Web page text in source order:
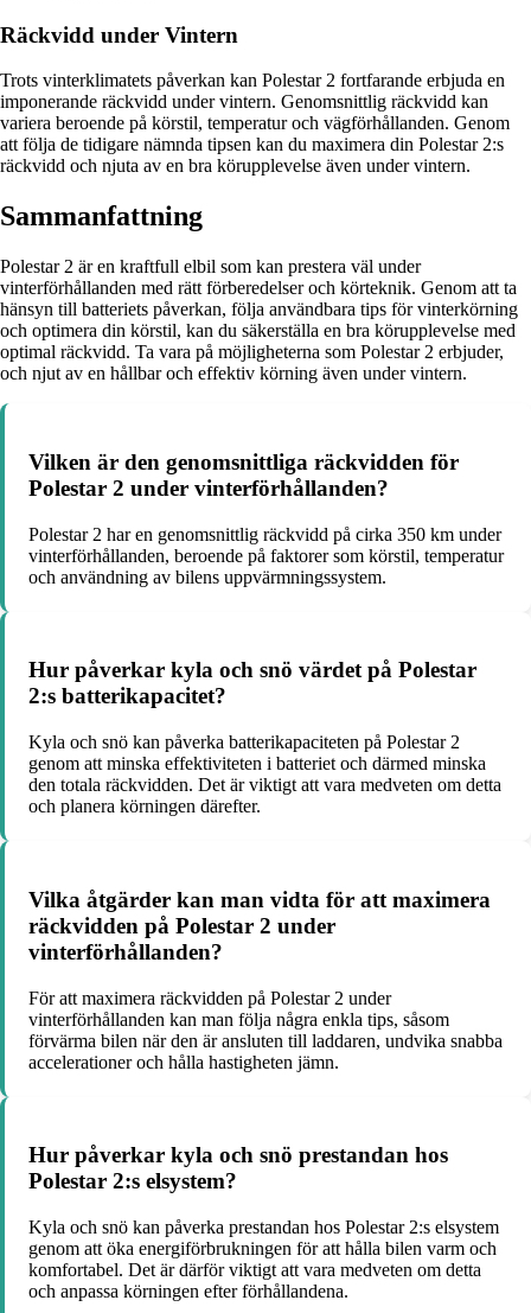
Räckvidd under Vintern
Trots vinterklimatets påverkan kan Polestar 2 fortfarande erbjuda en
imponerande räckvidd under vintern. Genomsnittlig räckvidd kan
variera beroende på körstil, temperatur och vägförhållanden. Genom
att följa de tidigare nämnda tipsen kan du maximera din Polestar 2:s
räckvidd och njuta av en bra körupplevelse även under vintern.
Sammanfattning
Polestar 2 är en kraftfull elbil som kan prestera väl under
vinterförhållanden med rätt förberedelser och körteknik. Genom att ta
hänsyn till batteriets påverkan, följa användbara tips för vinterkörning
och optimera din körstil, kan du säkerställa en bra körupplevelse med
optimal räckvidd. Ta vara på möjligheterna som Polestar 2 erbjuder,
och njut av en hållbar och effektiv körning även under vintern.
Vilken är den genomsnittliga räckvidden för
Polestar 2 under vinterförhållanden?
Polestar 2 har en genomsnittlig räckvidd på cirka 350 km under
vinterförhållanden, beroende på faktorer som körstil, temperatur
och användning av bilens uppvärmningssystem.
Hur påverkar kyla och snö värdet på Polestar
2:s batterikapacitet?
Kyla och snö kan påverka batterikapaciteten på Polestar 2
genom att minska effektiviteten i batteriet och därmed minska
den totala räckvidden. Det är viktigt att vara medveten om detta
och planera körningen därefter.
Vilka åtgärder kan man vidta för att maximera
räckvidden på Polestar 2 under
vinterförhållanden?
För att maximera räckvidden på Polestar 2 under
vinterförhållanden kan man följa några enkla tips, såsom
förvärma bilen när den är ansluten till laddaren, undvika snabba
accelerationer och hålla hastigheten jämn.
Hur påverkar kyla och snö prestandan hos
Polestar 2:s elsystem?
Kyla och snö kan påverka prestandan hos Polestar 2:s elsystem
genom att öka energiförbrukningen för att hålla bilen varm och
komfortabel. Det är därför viktigt att vara medveten om detta
och anpassa körningen efter förhållandena.